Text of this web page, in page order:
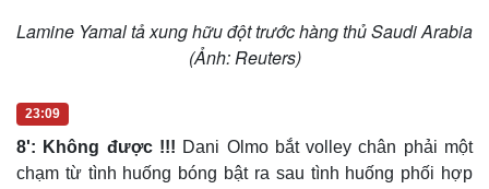
Lamine Yamal tả xung hữu đột trước hàng thủ Saudi Arabia
(Ảnh: Reuters)
23:09
8': Không được !!! Dani Olmo bắt volley chân phải một
chạm từ tình huống bóng bật ra sau tình huống phối hợp